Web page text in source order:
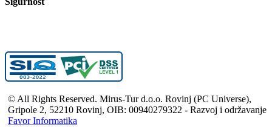
© All Rights Reserved. Mirus-Tur d.o.o. Rovinj (PC Universe),
Gripole 2, 52210 Rovinj, OIB: 00940279322 - Razvoj i održavanje
Favor Informatika